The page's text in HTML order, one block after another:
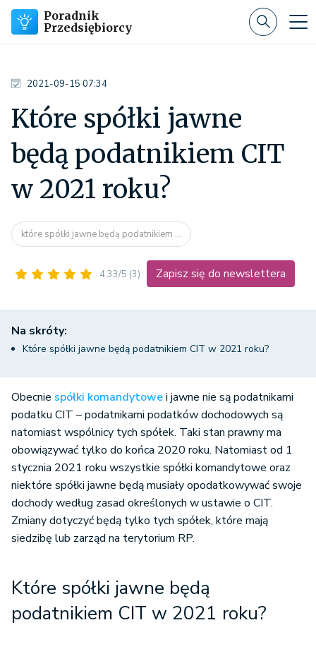
Poradnik
Przedsiębiorcy
2021-09-15 07:34
Które spółki jawne
będą podatnikiem CIT
w 2021 roku?
które spółki jawne będą podatnikiem ...
4.33/5 (3) Zapisz się do newslettera
Na skróty:
Które spółki jawne będą podatnikiem CIT w 2021 roku?
Obecnie spółki komandytowei jawne nie są podatnikami
podatku CIT – podatnikami podatków dochodowych są
natomiast wspólnicy tych spółek. Taki stan prawny ma
obowiązywać tylko do końca 2020 roku. Natomiast od 1
stycznia 2021 roku wszystkie spółki komandytowe oraz
niektóre spółki jawne będą musiały opodatkowywać swoje
dochody według zasad określonych w ustawie o CIT.
Zmiany dotyczyć będą tylko tych spółek, które mają
siedzibę lub zarząd na terytorium RP.
Które spółki jawne będą
podatnikiem CIT w 2021 roku?